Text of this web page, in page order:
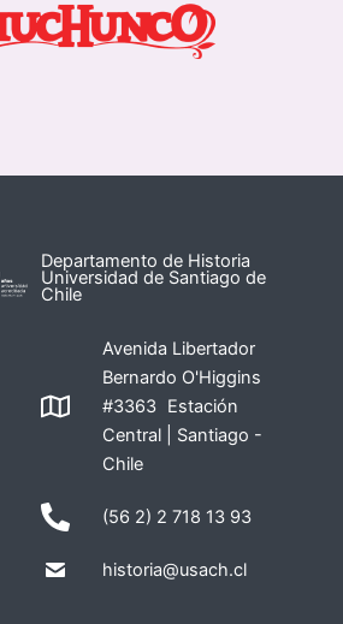
Departamento de Historia
Universidad de Santiago de
Chile
Avenida Libertador
Bernardo O'Higgins
#3363 Estación
Central | Santiago -
Chile
(56 2) 2 718 13 93
historia@usach.cl